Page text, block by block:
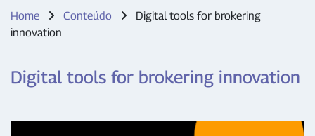
Home Conteúdo
Digital tools for brokering
innovation
Digital tools for brokering innovation